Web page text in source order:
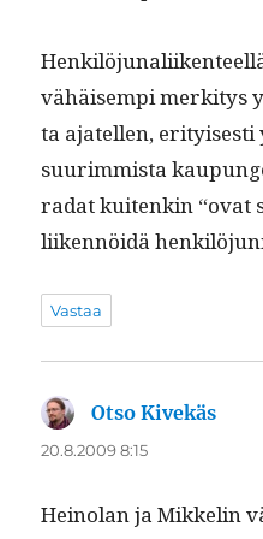
vähäisem­pi merk­i­tys
ta ajatellen,
suurim­mista
radat kuitenkin “ovat
liiken­nöidä
Vastaa
Otso Kivekäs
20.8.2009 8:15
Heinolan ja Mikke­lin